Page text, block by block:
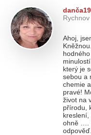
Ahoj,
který je
sebou a
chemie
pravé!
život na
přírodu,
kreslení,
ohně ….
odpověď.